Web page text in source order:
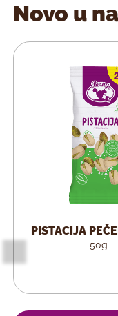
Novo u
PISTACIJA
50g